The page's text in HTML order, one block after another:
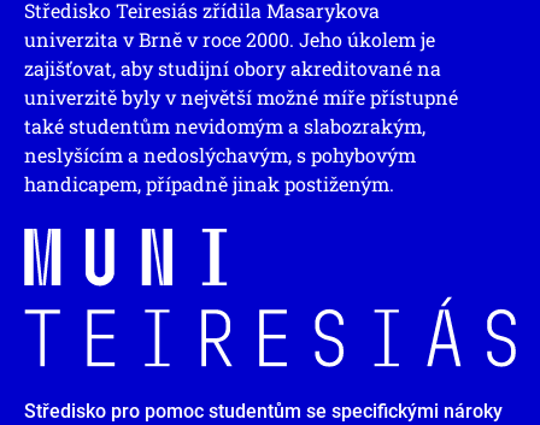
Středisko Teiresiás zřídila Masarykova
univerzita v Brně v roce 2000. Jeho úkolem je
zajišťovat, aby studijní obory akreditované na
univerzitě byly v největší možné míře přístupné
také studentům nevidomým a slabozrakým,
neslyšícím a nedoslýchavým, s pohybovým
handicapem, případně jinak postiženým.
Středisko pro pomoc studentům se specifickými nároky